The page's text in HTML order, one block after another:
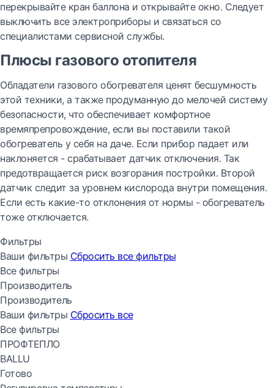
перекрывайте кран баллона и открывайте окно. Следует
выключить все электроприборы и связаться со
специалистами сервисной службы.
Плюсы газового отопителя
Обладатели газового обогревателя ценят бесшумность
этой техники, а также продуманную до мелочей систему
безопасности, что обеспечивает комфортное
времяпрепровождение, если вы поставили такой
обогреватель у себя на даче. Если прибор падает или
наклоняется - срабатывает датчик отключения. Так
предотвращается риск возгорания постройки. Второй
датчик следит за уровнем кислорода внутри помещения.
Если есть какие-то отклонения от нормы - обогреватель
тоже отключается.
Фильтры
Ваши фильтры Сбросить все фильтры
Все фильтры
Производитель
Производитель
Ваши фильтры Сбросить все
Все фильтры
ПРОФТЕПЛО
BALLU
Готово